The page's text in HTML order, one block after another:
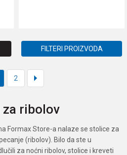
FILTERI PROIZVODA
2
ribolov
Formax Store-a nalaze se stolice za
(ribolov). Bilo da ste u
za noćni ribolov, stolice i kreveti